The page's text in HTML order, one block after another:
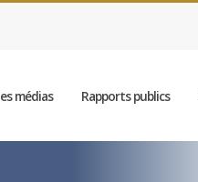
médias Rapports publics